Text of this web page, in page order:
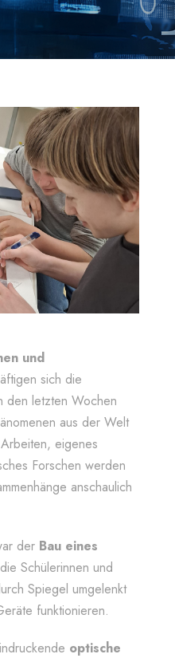
und
sich die
den letzten Wochen
aus der Welt
eigenes
Forschen werden
anschaulich
der Bau eines
Schülerinnen und
Spiegel umgelenkt
funktionieren.
optische